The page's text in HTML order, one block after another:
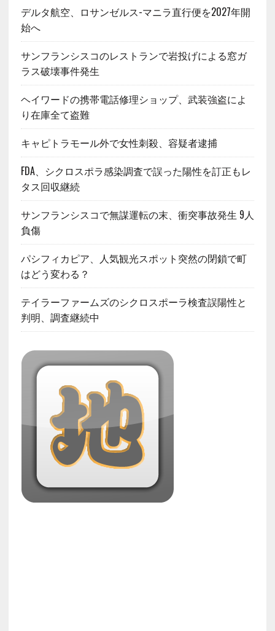
デルタ航空、ロサンゼルス-マニラ直行便を2027年開
始へ
サンフランシスコのレストランで岩投げによる窓ガ
ラス破壊事件発生
ヘイワードの携帯電話修理ショップ、武装強盗によ
り在庫全て盗難
キャピトラモール外で女性刺殺、容疑者逮捕
FDA、シクロスポラ感染調査で誤った陽性を訂正もレ
タス回収継続
サンフランシスコで無謀運転の末、衝突事故発生 9人
負傷
パシフィカピア、人気観光スポット突然の閉鎖で町
はどう変わる？
テイラーファームズのシクロスポーラ検査誤陽性と
判明、調査継続中